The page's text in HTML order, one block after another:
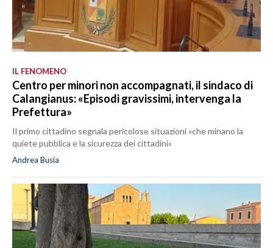
IL FENOMENO
Centro per minori non accompagnati, il sindaco di
Calangianus: «Episodi gravissimi, intervenga la
Prefettura»
Il primo cittadino segnala pericolose situazioni «che minano la
quiete pubblica e la sicurezza dei cittadini»
Andrea Busia